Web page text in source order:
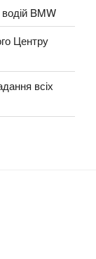
BMW
Центру
всіх